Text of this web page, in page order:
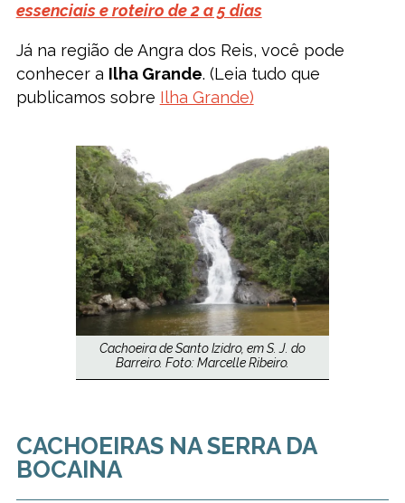
essenciais e roteiro de 2 a 5 dias
Já na região de Angra dos Reis, você pode
conhecer a Ilha Grande. (Leia tudo que
publicamos sobre Ilha Grande)
Cachoeira de Santo Izidro, em S. J. do
Barreiro. Foto: Marcelle Ribeiro.
CACHOEIRAS NA SERRA DA
BOCAINA